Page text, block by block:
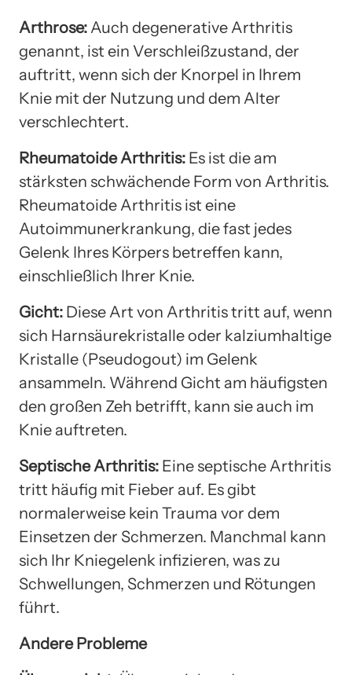
Arthrose: Auch degenerative Arthritis
genannt, ist ein Verschleißzustand, der
auftritt, wenn sich der Knorpel in Ihrem
Knie mit der Nutzung und dem Alter
verschlechtert.
Rheumatoide Arthritis: Es ist die am
stärksten schwächende Form von Arthritis.
Rheumatoide Arthritis ist eine
Autoimmunerkrankung, die fast jedes
Gelenk Ihres Körpers betreffen kann,
einschließlich Ihrer Knie.
Gicht: Diese Art von Arthritis tritt auf, wenn
sich Harnsäurekristalle oder kalziumhaltige
Kristalle (Pseudogout) im Gelenk
ansammeln. Während Gicht am häufigsten
den großen Zeh betrifft, kann sie auch im
Knie auftreten.
Septische Arthritis: Eine septische Arthritis
tritt häufig mit Fieber auf. Es gibt
normalerweise kein Trauma vor dem
Einsetzen der Schmerzen. Manchmal kann
sich Ihr Kniegelenk infizieren, was zu
Schwellungen, Schmerzen und Rötungen
führt.
Andere Probleme